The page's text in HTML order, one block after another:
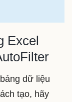
Excel
dữ liệu
tạo, hãy